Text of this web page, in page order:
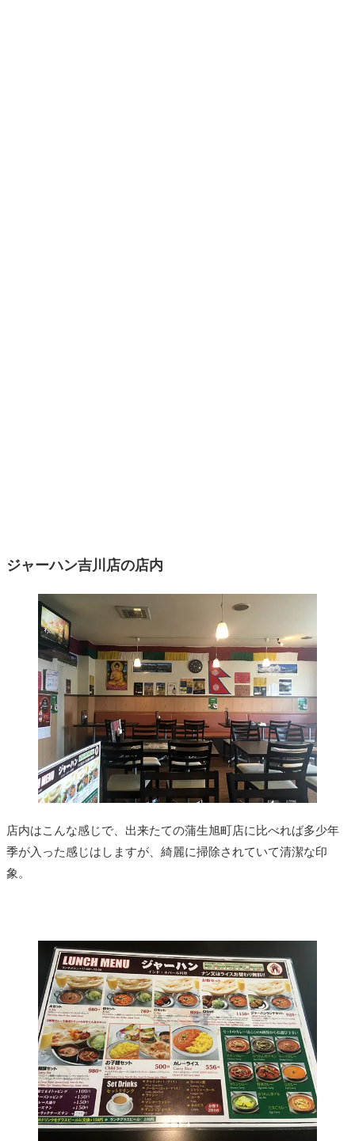
ジャーハン吉川店の店内
店内はこんな感じで、出来たての蒲生旭町店に比べれば多少年
季が入った感じはしますが、綺麗に掃除されていて清潔な印
象。